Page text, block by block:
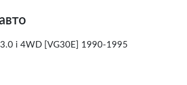
3.0 i 4WD [VG30E] 1990-1995